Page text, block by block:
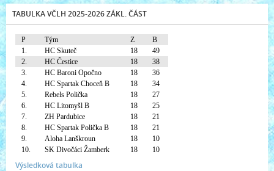
TABULKA VČLH 2025-2026 ZÁKL. ČÁST
P Tým Z
B
1.
HC Skuteč 18
49
2.
HC Čestice 18
38
3.
HC Baroni Opočno 18
36
4.
HC Spartak Choceň B 18
34
5.
Rebels Polička 18
27
6.
HC Litomyšl B 18
25
7.
ZH Pardubice 18
21
8.
HC Spartak Polička B 18
21
9.
Aloha Lanškroun 18
10
10.
SK Divočáci Žamberk 18 10
Výsledková tabulka